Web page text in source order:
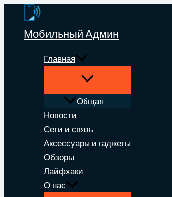
Перейти
содержимому
Мобильный Админ
Главная
Общая
Новости
Сети и связь
Аксессуары и гаджеты
Обзоры
Лайфхаки
О нас